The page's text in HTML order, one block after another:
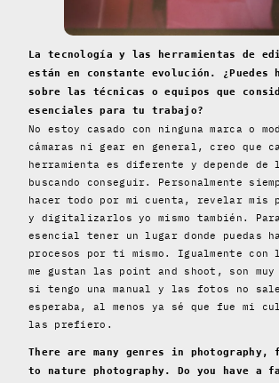
La tecnología y las herramientas de
están en constante evolución. ¿Puedes
sobre las técnicas o equipos que
esenciales para tu trabajo?
No estoy casado con ninguna marca o
cámaras ni gear en general, creo que
herramienta es diferente y depende de
buscando conseguir. Personalmente
hacer todo por mi cuenta, revelar mis
y digitalizarlos yo mismo también.
esencial tener un lugar donde puedas
procesos por ti mismo. Igualmente con
me gustan las point and shoot, son
si tengo una manual y las fotos no
esperaba, al menos ya sé que fue mi
las prefiero.
There are many genres in
to nature photography. Do you have a